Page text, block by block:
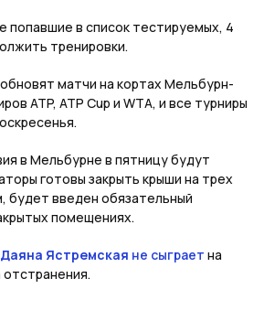
попавшие в список тестируемых, 4
тренировки.
матчи на кортах Мельбурн-
ATP, ATP Cup и WTA, и все турниры
в Мельбурне в пятницу будут
готовы закрыть крыши на трех
будет введен обязательный
помещениях.
Даяна Ястремская не сыграет на
отстранения.